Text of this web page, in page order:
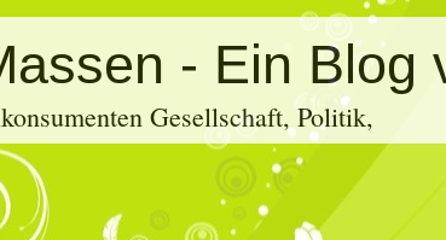
Gesellschaft, Politik,